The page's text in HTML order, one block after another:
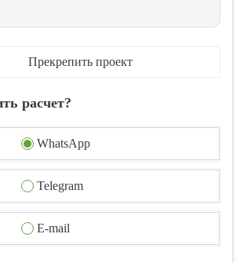
Прекрепить проект
расчет?
WhatsApp
Telegram
E-mail